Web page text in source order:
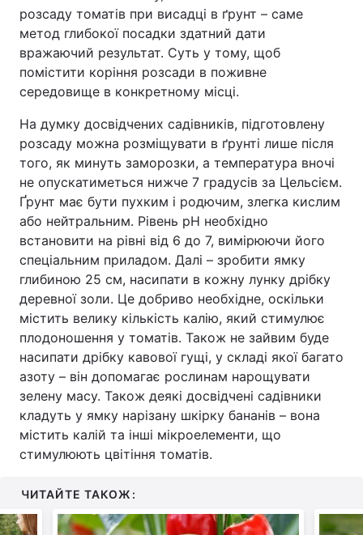
розсаду томатів при висадці в ґрунт – саме
метод глибокої посадки здатний дати
вражаючий результат. Суть у тому, щоб
помістити коріння розсади в поживне
середовище в конкретному місці.
На думку досвідчених садівників, підготовлену
розсаду можна розміщувати в ґрунті лише після
того, як минуть заморозки, а температура вночі
не опускатиметься нижче 7 градусів за Цельсієм.
Ґрунт має бути пухким і родючим, злегка кислим
або нейтральним. Рівень pH необхідно
встановити на рівні від 6 до 7, вимірюючи його
спеціальним приладом. Далі – зробити ямку
глибиною 25 см, насипати в кожну лунку дрібку
деревної золи. Це добриво необхідне, оскільки
містить велику кількість калію, який стимулює
плодоношення у томатів. Також не зайвим буде
насипати дрібку кавової гущі, у складі якої багато
азоту – він допомагає рослинам нарощувати
зелену масу. Також деякі досвідчені садівники
кладуть у ямку нарізану шкірку бананів – вона
містить калій та інші мікроелементи, що
стимулюють цвітіння томатів.
ЧИТАЙТЕ ТАКОЖ: